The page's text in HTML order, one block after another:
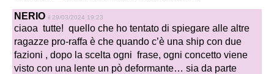
NERIO il 29/03/2024 19:23
ciaoa tutte! quello che ho tentato di spiegare alle altre
ragazze pro-raffa è che quando c’è una ship con due
fazioni , dopo la scelta ogni frase, ogni concetto viene
visto con una lente un pò deformante… sia da parte